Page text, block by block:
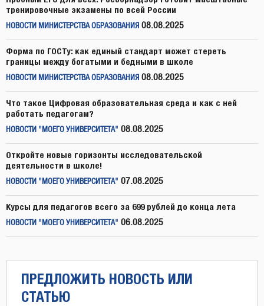
тренировочные экзамены по всей России
НОВОСТИ МИНИСТЕРСТВА ОБРАЗОВАНИЯ 08.08.2025
Форма по ГОСТу: как единый стандарт может стереть
границы между богатыми и бедными в школе
НОВОСТИ МИНИСТЕРСТВА ОБРАЗОВАНИЯ 08.08.2025
Что такое Цифровая образовательная среда и как с ней
работать педагогам?
НОВОСТИ "МОЕГО УНИВЕРСИТЕТА" 08.08.2025
Откройте новые горизонты исследовательской
деятельности в школе!
НОВОСТИ "МОЕГО УНИВЕРСИТЕТА" 07.08.2025
Курсы для педагогов всего за 699 рублей до конца лета
НОВОСТИ "МОЕГО УНИВЕРСИТЕТА" 06.08.2025
ПРЕДЛОЖИТЬ НОВОСТЬ ИЛИ
СТАТЬЮ